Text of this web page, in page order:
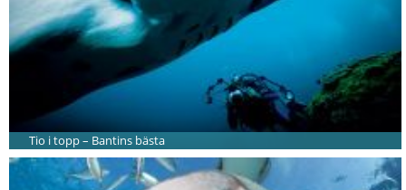
Tio i topp – Bantins bästa